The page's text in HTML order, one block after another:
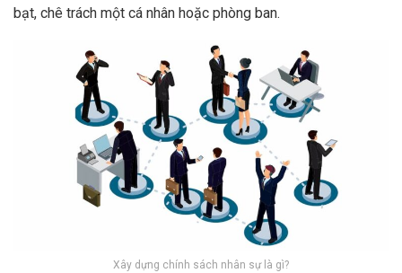
bạt, chê trách một cá nhân hoặc phòng ban.
Xây dựng chính sách nhân sự là gì?